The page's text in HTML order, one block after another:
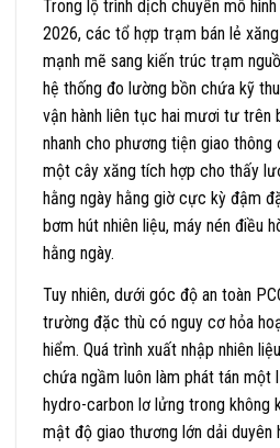
Trong lộ trình dịch chuyển mô
2026, các tổ hợp trạm bán lẻ
mạnh mẽ sang kiến trúc trạm
hệ thống đo lường bồn chứa kỹ
vận hành liên tục hai mươi tư trên
nhanh cho phương tiện giao
một cây xăng tích hợp cho thấy
hằng ngày hằng giờ cực kỳ đậm
bơm hút nhiên liệu, máy nén điều
hằng ngày.
Tuy nhiên, dưới góc độ an toàn
trường đặc thù có nguy cơ hỏa
hiểm. Quá trình xuất nhập nhiên
chứa ngầm luôn làm phát tán một
hydro-carbon lơ lửng trong không
mật độ giao thương lớn dải